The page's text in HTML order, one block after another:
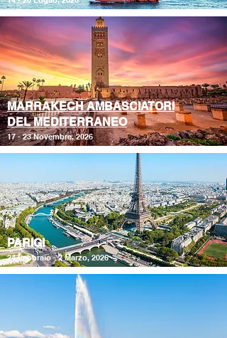
MARRAKECH AMBASCIATORI
DEL MEDITERRANEO
17 - 23 Novembre, 2026
PARIGI
24 Febbraio - 2 Marzo, 2026